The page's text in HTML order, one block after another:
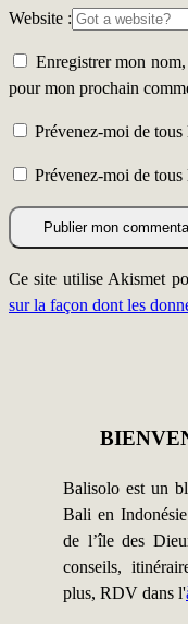
Website :
Enregistrer mon
pour mon prochain
Prévenez-moi de
Prévenez-moi de
Ce site utilise Akismet
sur la façon dont les
Balisolo est un
Bali en
de l’île des
conseils,
plus, RDV dans l'